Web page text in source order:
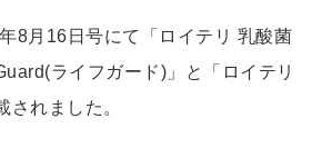
8月16日号にて「ロイテリ 乳酸菌
ライフガード)」と「ロイテリ
されました。